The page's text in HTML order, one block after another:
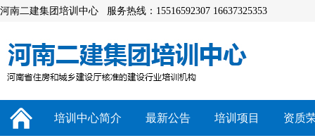
河南二建集团培训中心 服务热线：15516592307 16637325353
培训中心简介 最新公告 培训项目 资质